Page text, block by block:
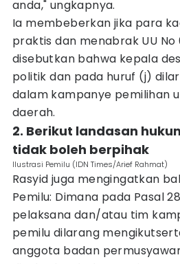
anda," ungkapnya.
Ia membeberkan jika para
praktis dan menabrak UU No
disebutkan bahwa kepala
politik dan pada huruf (j)
dalam kampanye pemilihan
daerah.
2. Berikut landasan
tidak boleh berpihak
Ilustrasi Pemilu (IDN Times/Arief Rahmat)
Rasyid juga mengingatkan
Pemilu: Dimana pada Pasal
pelaksana dan/atau tim
pemilu dilarang
anggota badan